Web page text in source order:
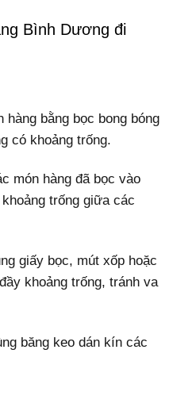
Bình Dương đi
bằng bọc bong bóng
có khoảng trống.
món hàng đã bọc vào
trống giữa các
giấy bọc, mút xốp hoặc
khoảng trống, tránh va
băng keo dán kín các